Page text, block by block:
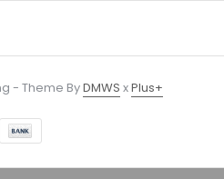
- Theme ByDMWS xPlus+